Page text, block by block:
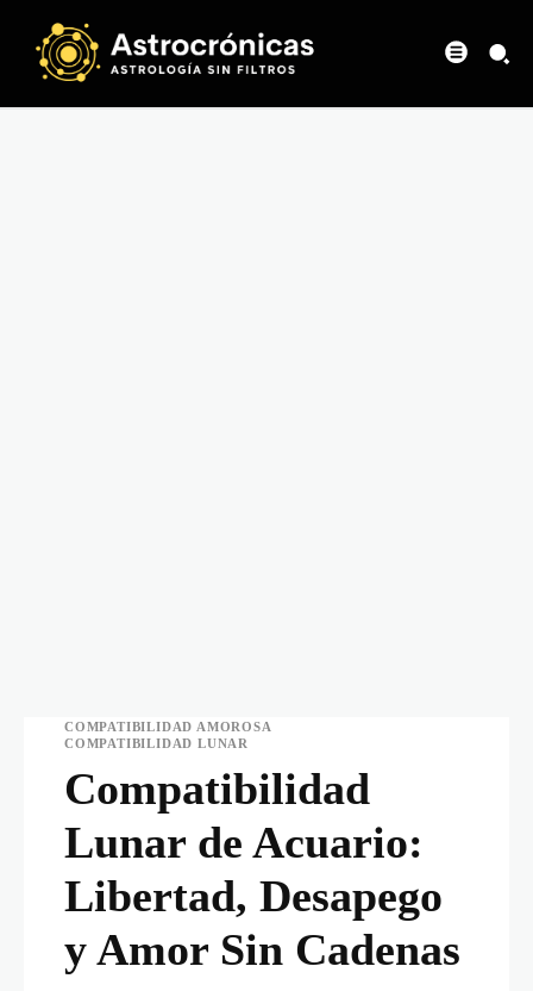
COMPATIBILIDAD AMOROSA
COMPATIBILIDAD LUNAR
Compatibilidad
Lunar de Acuario:
Libertad, Desapego
y Amor Sin Cadenas